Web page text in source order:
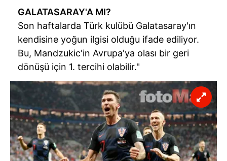
GALATASARAY'A MI?
Son haftalarda Türk kulübü Galatasaray'ın
kendisine yoğun ilgisi olduğu ifade ediliyor.
Bu, Mandzukic'in Avrupa'ya olası bir geri
dönüşü için 1. tercihi olabilir."